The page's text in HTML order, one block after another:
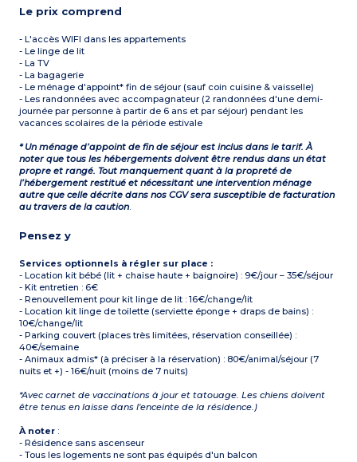
Le prix comprend
- L'accès WIFI dans les appartements
- Le linge de lit
- La TV
- La bagagerie
- Le ménage d'appoint* fin de séjour (sauf coin cuisine & vaisselle)
- Les randonnées avec accompagnateur (2 randonnées d'une demi-
journée par personne à partir de 6 ans et par séjour) pendant les
vacances scolaires de la période estivale
* Un ménage d’appoint de fin de séjour est inclus dans le tarif. À
noter que tous les hébergements doivent être rendus dans un état
propre et rangé. Tout manquement quant à la propreté de
l’hébergement restitué et nécessitant une intervention ménage
autre que celle décrite dans nos CGV sera susceptible de facturation
au travers de la caution.
Pensez y
Services optionnels à régler sur place :
- Location kit bébé (lit + chaise haute + baignoire) : 9€/jour – 35€/séjour
- Kit entretien : 6€
- Renouvellement pour kit linge de lit : 16€/change/lit
- Location kit linge de toilette (serviette éponge + draps de bains) :
10€/change/lit
- Parking couvert (places très limitées, réservation conseillée) :
40€/semaine
- Animaux admis* (à préciser à la réservation) : 80€/animal/séjour (7
nuits et +) - 16€/nuit (moins de 7 nuits)
*Avec carnet de vaccinations à jour et tatouage. Les chiens doivent
être tenus en laisse dans l'enceinte de la résidence.)
À noter :
- Résidence sans ascenseur
- Tous les logements ne sont pas équipés d'un balcon